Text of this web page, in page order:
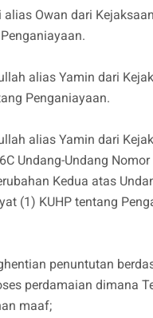
Owan dari
alias Yamin dari
Penganiayaan.
alias Yamin dari
Undang-Undang
Kedua atas
(1) KUHP tentang
penuntutan
perdamaian dimana
maaf;